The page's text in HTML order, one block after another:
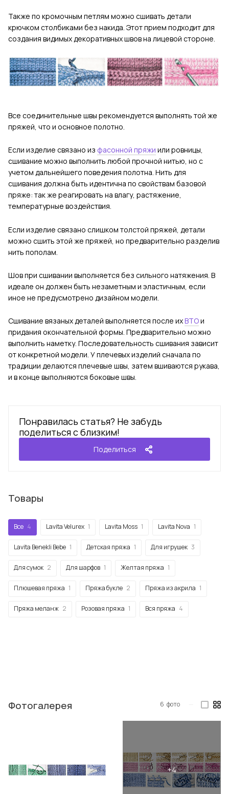
Также по кромочным петлям можно сшивать детали
крючком столбиками без накида. Этот прием подходит для
создания видимых декоративных швов на лицевой стороне.
Все соединительные швы рекомендуется выполнять той же
пряжей, что и основное полотно.
Если изделие связано из фасонной пряжи или ровницы,
сшивание можно выполнить любой прочной нитью, но с
учетом дальнейшего поведения полотна. Нить для
сшивания должна быть идентична по свойствам базовой
пряже: так же реагировать на влагу, растяжение,
температурные воздействия.
Если изделие связано слишком толстой пряжей, детали
можно сшить этой же пряжей, но предварительно разделив
нить пополам.
Шов при сшивании выполняется без сильного натяжения. В
идеале он должен быть незаметным и эластичным, если
иное не предусмотрено дизайном модели.
Сшивание вязаных деталей выполняется после ихВТОи
придания окончательной формы. Предварительно можно
выполнить наметку. Последовательность сшивания зависит
от конкретной модели. У плечевых изделий сначала по
традиции делаются плечевые швы, затем вшиваются рукава,
и в конце выполняются боковые швы.
Понравилась статья? Не забудь
поделиться с близким!
Поделиться
Товары
Все 4 Lavita Velurex 1 Lavita Moss 1 Lavita Nova 1
Lavita Benekli Bebe 1 Детская пряжа 1 Для игрушек 3
Для сумок 2 Для шарфов 1 Желтая пряжа 1
Плюшевая пряжа 1 Пряжа букле 2 Пряжа из акрила 1
Пряжа меланж 2 Розовая пряжа 1 Вся пряжа 4
Фотогалерея 6 фото